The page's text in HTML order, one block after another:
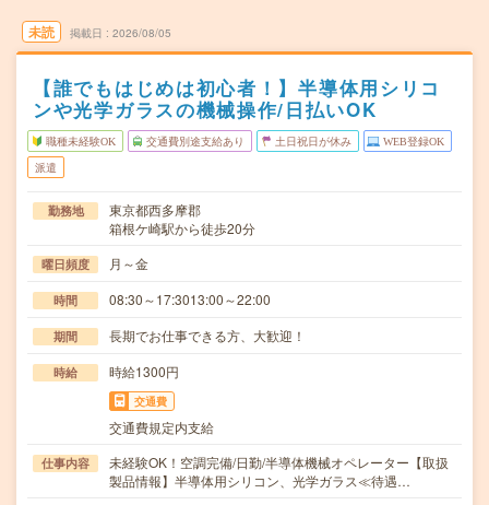
未読 掲載日 2026/08/05
【誰でもはじめは初心者！】半導体用シリコ
ンや光学ガラスの機械操作/日払いOK
職種未経験OK 交通費別途支給あり 土日祝日が休み WEB登録OK
派遣
勤務地
東京都西多摩郡
箱根ケ崎駅から徒歩20分
曜日頻度 月～金
時間 08:30～17:3013:00～22:00
期間 長期でお仕事できる方、大歓迎！
時給 時給1300円
交通費
交通費規定内支給
仕事内容
未経験OK！空調完備/日勤/半導体機械オペレーター【取扱
製品情報】半導体用シリコン、光学ガラス≪待遇…